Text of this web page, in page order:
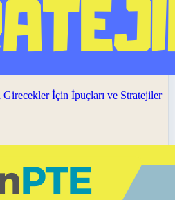
İçin İpuçları ve Stratejiler